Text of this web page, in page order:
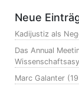
Neue
Kadijustiz als
Das Annual
Marc Galanter